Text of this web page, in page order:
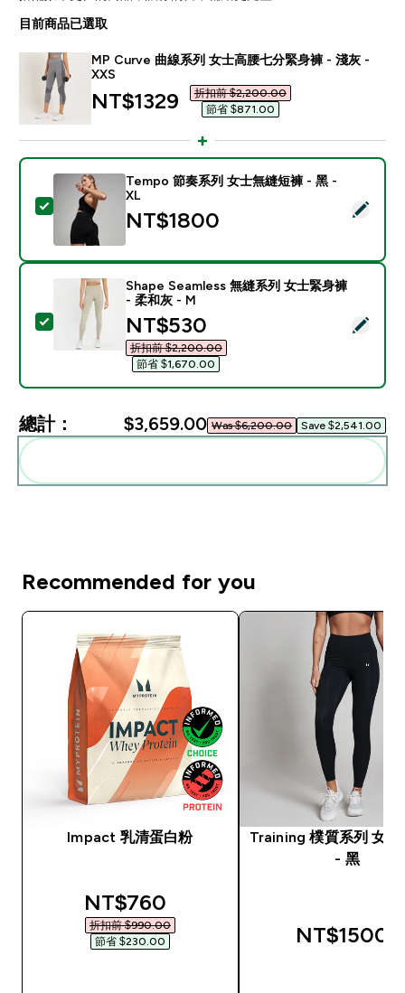
目前商品已選取
MP Curve 曲線系列 女士高腰七分緊身褲 - 淺灰 -
XXS
discounted price
NT$1329‎
折扣前 $2,200.00‎
節省 $871.00‎
選取此商品 - Tempo 節奏系列 女士無縫短褲 - 黑 - XL
Tempo 節奏系列 女士無縫短褲 - 黑 -
XL
NT$1800‎
選取此商品 - Shape Seamless 無縫系列 女士緊身褲 -
Shape Seamless 無縫系列 女士緊身褲
- 柔和灰 - M
discounted price
NT$530‎
折扣前 $2,200.00‎
節省 $1,670.00‎
總計： $3,659.00‎ Was $6,200.00‎ Save $2,541.00‎
Recommended for you
Impact 乳清蛋白粉
discounted price
NT$760‎
折扣前 $990.00‎
節省 $230.00‎
Training 樸質系列 女士
- 黑
NT$1500‎